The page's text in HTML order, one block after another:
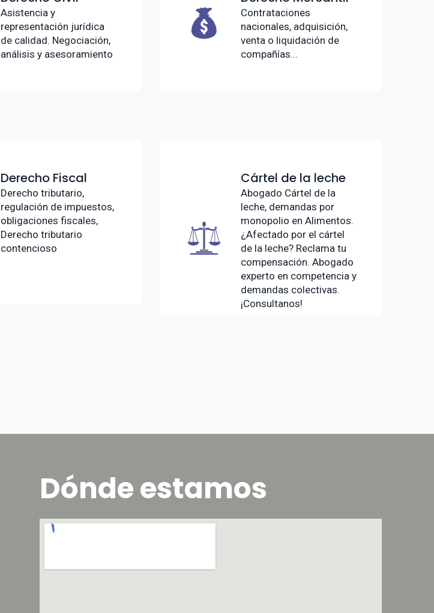
Asistencia y
representación jurídica
de calidad. Negociación,
análisis y asesoramiento
Contrataciones
nacionales, adquisición,
venta o liquidación de
compañías...
Derecho Fiscal
Derecho tributario,
regulación de impuestos,
obligaciones fiscales,
Derecho tributario
contencioso
Cártel de la leche
Abogado Cártel de la
leche, demandas por
monopolio en Alimentos.
¿Afectado por el cártel
de la leche? Reclama tu
compensación. Abogado
experto en competencia y
demandas colectivas.
¡Consultanos!
Dónde estamos